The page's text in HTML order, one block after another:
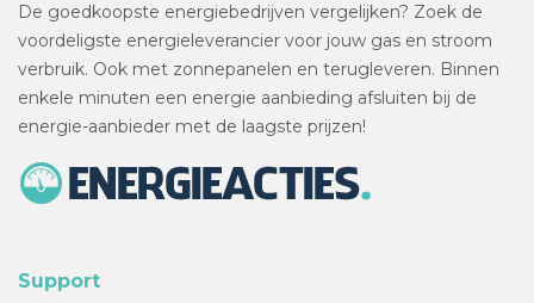
De goedkoopste energiebedrijven vergelijken? Zoek de
voordeligste energieleverancier voor jouw gas en stroom
verbruik. Ook met zonnepanelen en terugleveren. Binnen
enkele minuten een energie aanbieding afsluiten bij de
energie-aanbieder met de laagste prijzen!
Support